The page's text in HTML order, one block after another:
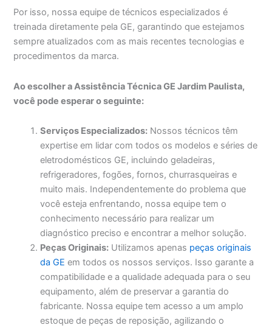
Por isso, nossa equipe de técnicos especializados é
treinada diretamente pela GE, garantindo que estejamos
sempre atualizados com as mais recentes tecnologias e
procedimentos da marca.
Ao escolher a Assistência Técnica GE Jardim Paulista,
você pode esperar o seguinte:
Serviços Especializados: Nossos técnicos têm
expertise em lidar com todos os modelos e séries de
eletrodomésticos GE, incluindo geladeiras,
refrigeradores, fogões, fornos, churrasqueiras e
muito mais. Independentemente do problema que
você esteja enfrentando, nossa equipe tem o
conhecimento necessário para realizar um
diagnóstico preciso e encontrar a melhor solução.
Peças Originais: Utilizamos apenas peças originais
da GE em todos os nossos serviços. Isso garante a
compatibilidade e a qualidade adequada para o seu
equipamento, além de preservar a garantia do
fabricante. Nossa equipe tem acesso a um amplo
estoque de peças de reposição, agilizando o